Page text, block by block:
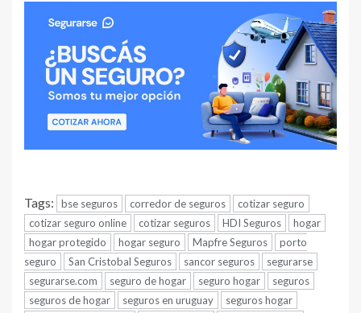
Tags: bse seguros corredor de seguros
cotizar seguro
cotizar seguro online
cotizar seguros HDI Seguros
hogar
hogar protegido
hogar seguro Mapfre Seguros
porto
seguro
San Cristobal Seguros sancor seguros
segurarse
segurarse.com
seguro de hogar seguro hogar
seguros
seguros de hogar
seguros en uruguay
seguros hogar